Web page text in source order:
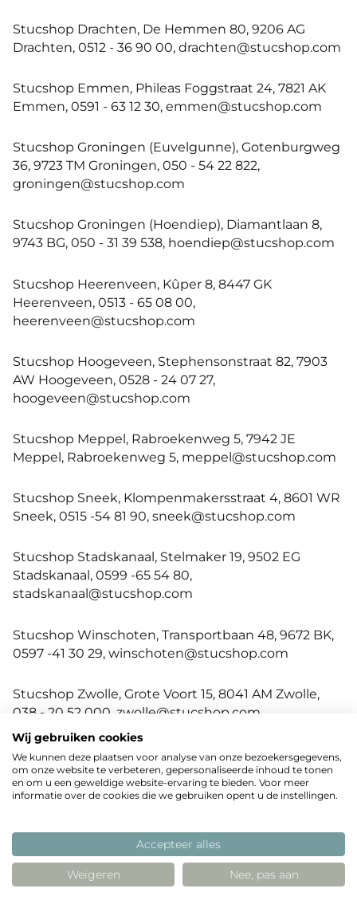
Stucshop Drachten, De Hemmen 80, 9206 AG
Drachten, 0512 - 36 90 00, drachten@stucshop.com
Stucshop Emmen, Phileas Foggstraat 24, 7821 AK
Emmen, 0591 - 63 12 30, emmen@stucshop.com
Stucshop Groningen (Euvelgunne), Gotenburgweg
36, 9723 TM Groningen, 050 - 54 22 822,
groningen@stucshop.com
Stucshop Groningen (Hoendiep), Diamantlaan 8,
9743 BG, 050 - 31 39 538, hoendiep@stucshop.com
Stucshop Heerenveen, Kûper 8, 8447 GK
Heerenveen, 0513 - 65 08 00,
heerenveen@stucshop.com
Stucshop Hoogeveen, Stephensonstraat 82, 7903
AW Hoogeveen, 0528 - 24 07 27,
hoogeveen@stucshop.com
Stucshop Meppel, Rabroekenweg 5, 7942 JE
Meppel, Rabroekenweg 5, meppel@stucshop.com
Stucshop Sneek, Klompenmakersstraat 4, 8601 WR
Sneek, 0515 -54 81 90, sneek@stucshop.com
Stucshop Stadskanaal, Stelmaker 19, 9502 EG
Stadskanaal, 0599 -65 54 80,
stadskanaal@stucshop.com
Stucshop Winschoten, Transportbaan 48, 9672 BK,
0597 -41 30 29, winschoten@stucshop.com
Stucshop Zwolle, Grote Voort 15, 8041 AM Zwolle,
038 - 20 52 000, zwolle@stucshop.com
Stucshowroom, Rooseveltstraat 40, 2321 BM Leiden,
071 - 512 75 80, info@stucshowroom.nl
2831 BR Gouderak, 0182-602800,
info@stukadoorsgroothandelpunt.nl
Thiessens B.V., Watermolen 3, 6229 PM Maastricht,
Wij gebruiken cookies
We kunnen deze plaatsen voor analyse van onze bezoekersgegevens,
om onze website te verbeteren, gepersonaliseerde inhoud te tonen
en om u een geweldige website-ervaring te bieden. Voor meer
informatie over de cookies die we gebruiken opent u de instellingen.
Accepteer alles
Weigeren Nee, pas aan